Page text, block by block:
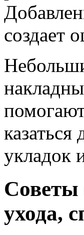
создает
укладок
ухода,